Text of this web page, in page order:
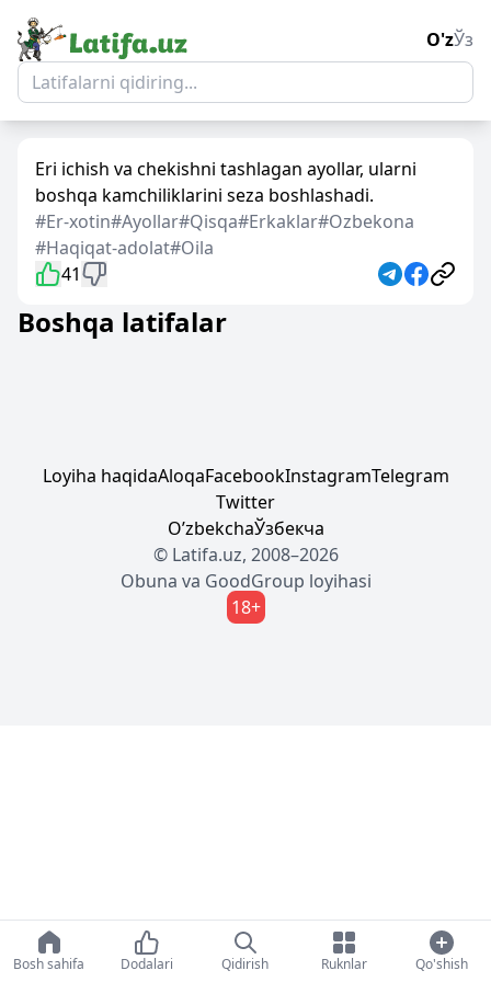
O'zЎз
Eri ichish va chekishni tashlagan ayollar, ularni
boshqa kamchiliklarini seza boshlashadi.
#Er-xotin#Ayollar#Qisqa#Erkaklar#Ozbekona
#Haqiqat-adolat#Oila
41
Boshqa latifalar
Loyiha haqidaAloqaFacebookInstagramTelegram
Twitter
OʼzbekchaЎзбекча
© Latifa.uz, 2008–2026
Obuna va GoodGroup loyihasi
18+
Bosh sahifa Dodalari Qidirish Ruknlar Qo'shish